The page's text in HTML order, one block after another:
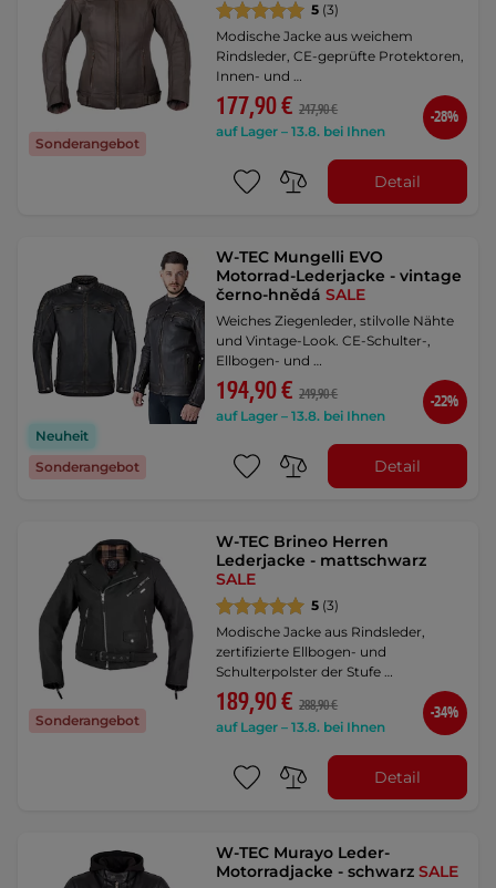
Sonderangebot
5 (3)
Modische Jacke aus weichem
Rindsleder, CE-geprüfte Protektoren,
Innen- und …
177,90 € 247,90 €
auf Lager – 13.8. bei Ihnen
-28%
Detail
Neuheit
Sonderangebot
W-TEC Mungelli EVO
Motorrad-Lederjacke - vintage
černo-hnědáSALE
Weiches Ziegenleder, stilvolle Nähte
und Vintage-Look. CE-Schulter-,
Ellbogen- und …
194,90 € 249,90 €
auf Lager – 13.8. bei Ihnen
-22%
Detail
Sonderangebot
W-TEC Brineo Herren
Lederjacke - mattschwarz
SALE
5 (3)
Modische Jacke aus Rindsleder,
zertifizierte Ellbogen- und
Schulterpolster der Stufe …
189,90 € 288,90 €
auf Lager – 13.8. bei Ihnen
-34%
Detail
W-TEC Murayo Leder-
Motorradjacke - schwarzSALE